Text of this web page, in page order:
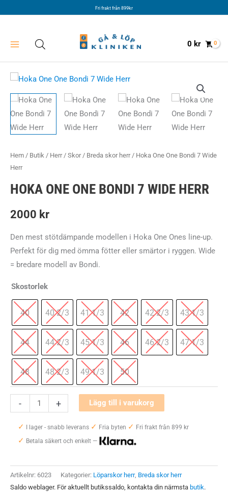
Fri frakt från 899kr
0 kr
Hem / Butik / Herr/ Skor/ Breda skor herr/ Hoka One One Bondi 7 Wide
Herr
HOKA ONE ONE BONDI 7 WIDE HERR
2000 kr
Den mest stötdämpande modellen i Hoka One Ones line-up.
Perfekt för dig med ömma fötter eller smärtor i ryggen. Wide
= bredare modell av Bondi.
Skostorlek
40 40 2/3 41 1/3 42 42 2/3 43 1/3
44 44 2/3 45 1/3 46 46 2/3 47 1/3
48 48 2/3 49 1/3 50
-
One
One
Bondi
Herr
+ Lägg till i varukorg
✓ I lager - snabb leverans ✓ Fria byten ✓ Fri frakt från 899 kr
✓ Betala säkert och enkelt —
Artikelnr: 6023 Kategorier: Löparskor herr, Breda skor herr
Saldo weblager. För aktuellt butikssaldo, kontakta din närmsta butik.